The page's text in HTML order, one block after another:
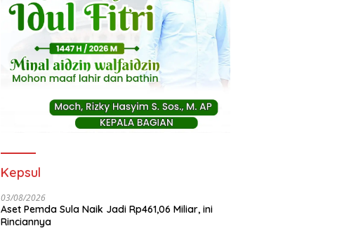
Kepsul
03/08/2026
Aset Pemda Sula Naik Jadi Rp461,06 Miliar, ini
Rinciannya